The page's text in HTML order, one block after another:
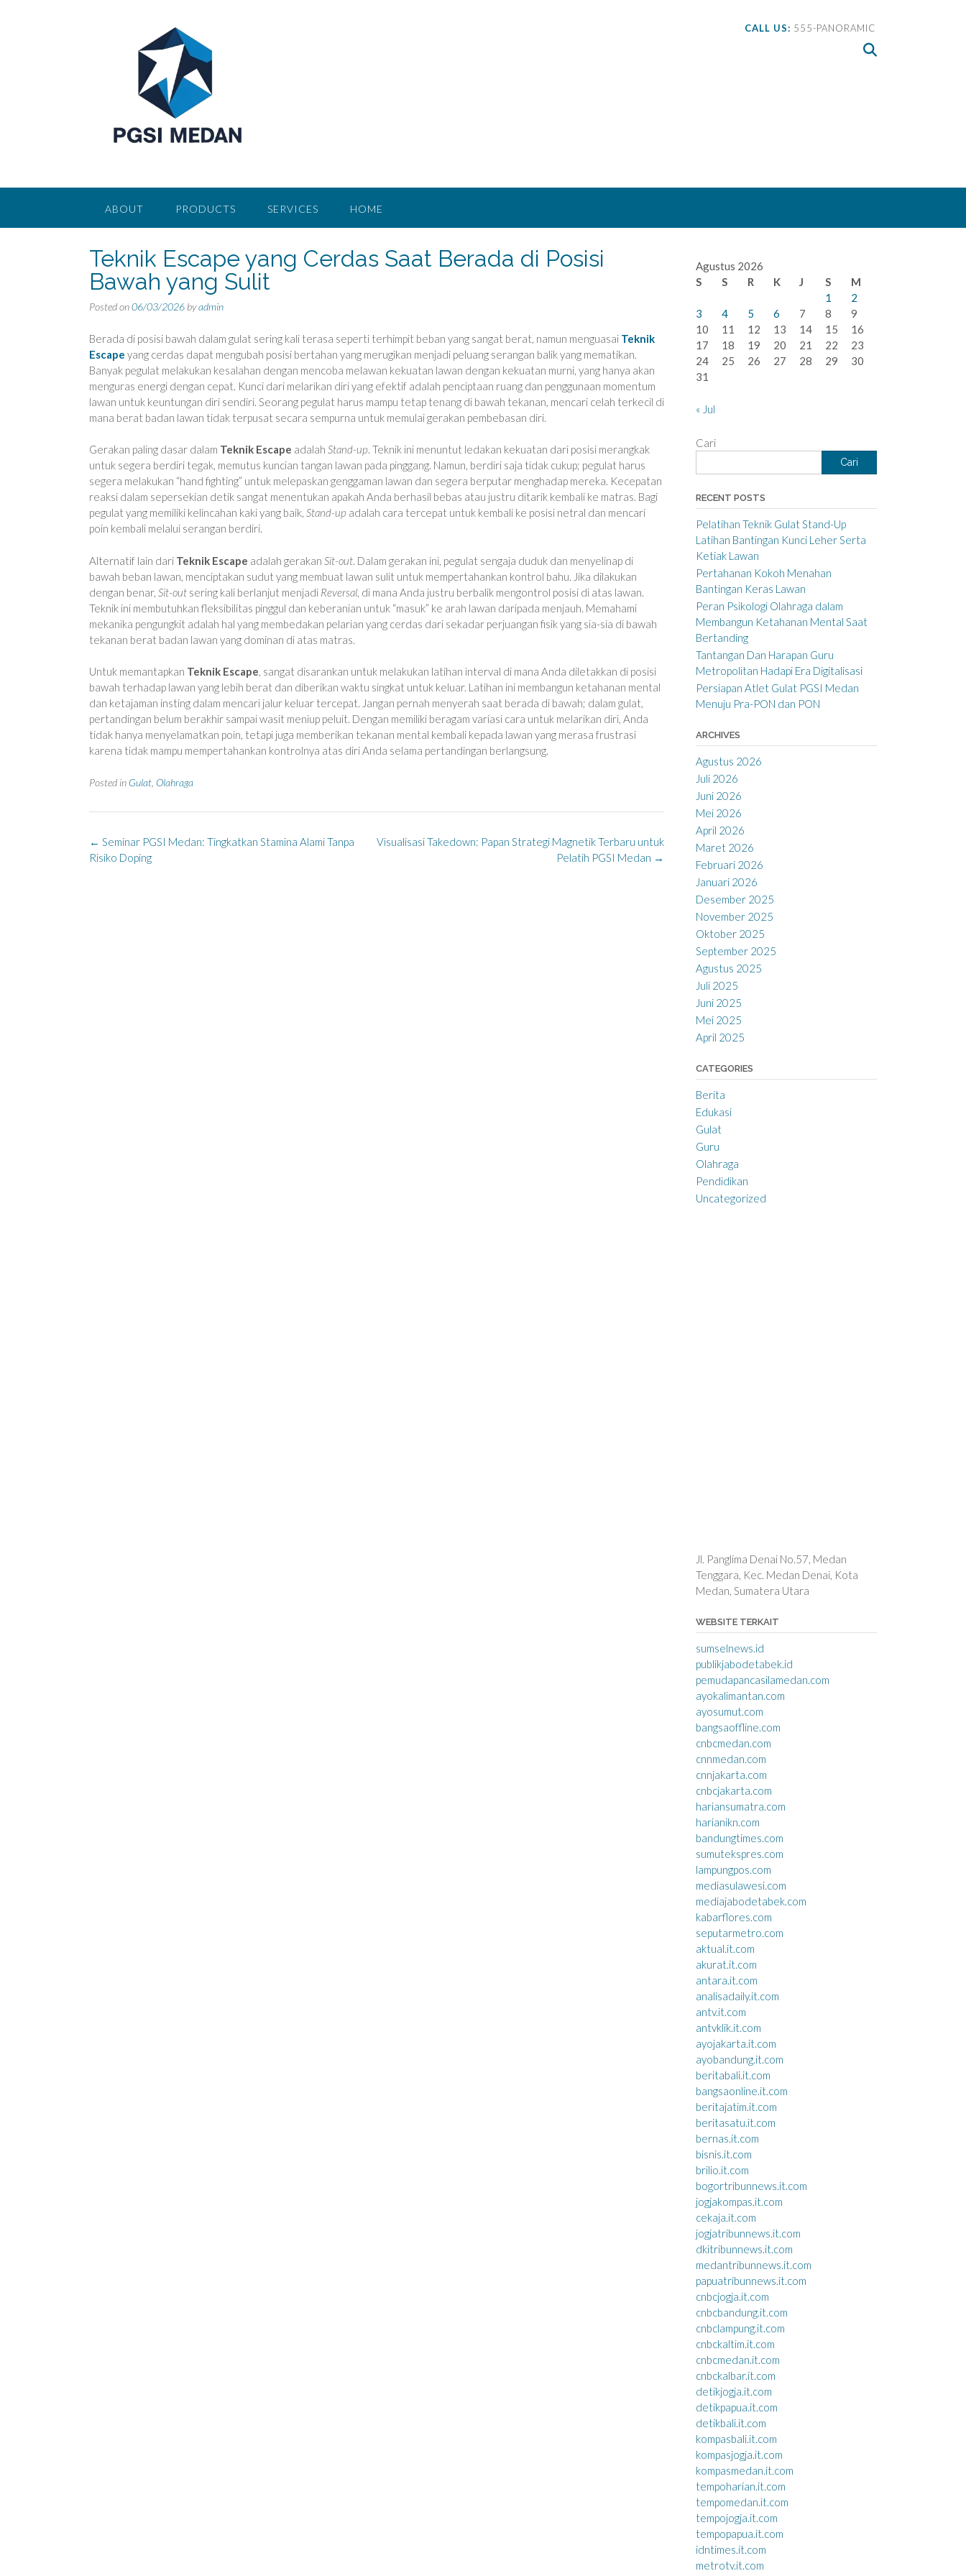
CALL US: 555-PANORAMIC
ABOUT PRODUCTS SERVICES HOME
Teknik Escape yang Cerdas Saat Berada di Posisi
Bawah yang Sulit
Posted on06/03/2026 byadmin
Berada di posisi bawah dalam gulat sering kali terasa seperti terhimpit beban yang sangat berat, namun menguasai Teknik
Escape yang cerdas dapat mengubah posisi bertahan yang merugikan menjadi peluang serangan balik yang mematikan.
Banyak pegulat melakukan kesalahan dengan mencoba melawan kekuatan lawan dengan kekuatan murni, yang hanya akan
menguras energi dengan cepat. Kunci dari melarikan diri yang efektif adalah penciptaan ruang dan penggunaan momentum
lawan untuk keuntungan diri sendiri. Seorang pegulat harus mampu tetap tenang di bawah tekanan, mencari celah terkecil di
mana berat badan lawan tidak terpusat secara sempurna untuk memulai gerakan pembebasan diri.
Gerakan paling dasar dalam Teknik Escape adalah Stand-up. Teknik ini menuntut ledakan kekuatan dari posisi merangkak
untuk segera berdiri tegak, memutus kuncian tangan lawan pada pinggang. Namun, berdiri saja tidak cukup; pegulat harus
segera melakukan “hand fighting” untuk melepaskan genggaman lawan dan segera berputar menghadap mereka. Kecepatan
reaksi dalam sepersekian detik sangat menentukan apakah Anda berhasil bebas atau justru ditarik kembali ke matras. Bagi
pegulat yang memiliki kelincahan kaki yang baik, Stand-up adalah cara tercepat untuk kembali ke posisi netral dan mencari
poin kembali melalui serangan berdiri.
Alternatif lain dari Teknik Escape adalah gerakan Sit-out . Dalam gerakan ini, pegulat sengaja duduk dan menyelinap di
bawah beban lawan, menciptakan sudut yang membuat lawan sulit untuk mempertahankan kontrol bahu. Jika dilakukan
dengan benar, Sit-out sering kali berlanjut menjadi Reversal , di mana Anda justru berbalik mengontrol posisi di atas lawan.
Teknik ini membutuhkan fleksibilitas pinggul dan keberanian untuk “masuk” ke arah lawan daripada menjauh. Memahami
mekanika pengungkit adalah hal yang membedakan pelarian yang cerdas dari sekadar perjuangan fisik yang sia-sia di bawah
tekanan berat badan lawan yang dominan di atas matras.
Untuk memantapkan Teknik Escape, sangat disarankan untuk melakukan latihan interval di mana Anda diletakkan di posisi
bawah terhadap lawan yang lebih berat dan diberikan waktu singkat untuk keluar. Latihan ini membangun ketahanan mental
dan ketajaman insting dalam mencari jalur keluar tercepat. Jangan pernah menyerah saat berada di bawah; dalam gulat,
pertandingan belum berakhir sampai wasit meniup peluit. Dengan memiliki beragam variasi cara untuk melarikan diri, Anda
tidak hanya menyelamatkan poin, tetapi juga memberikan tekanan mental kembali kepada lawan yang merasa frustrasi
karena tidak mampu mempertahankan kontrolnya atas diri Anda selama pertandingan berlangsung.
Posted in Gulat Olahraga
Post
navigation
Visualisasi Takedown: Papan Strategi Magnetik Terbaru untuk
Pelatih PGSI Medan →
← Seminar PGSI Medan: Tingkatkan Stamina Alami Tanpa
Risiko Doping
Agustus 2026
S
S R K J S
M
1
2
3
4 5 6 7 8
9
10
11 12 13 14 15
16
17
18 19 20 21 22
23
24
25 26 27 28 29
30
31
« Jul
Cari
Cari
RECENT POSTS
Pelatihan Teknik Gulat Stand-Up
Latihan Bantingan Kunci Leher Serta
Ketiak Lawan
Pertahanan Kokoh Menahan
Bantingan Keras Lawan
Peran Psikologi Olahraga dalam
Membangun Ketahanan Mental Saat
Bertanding
Tantangan Dan Harapan Guru
Metropolitan Hadapi Era Digitalisasi
Persiapan Atlet Gulat PGSI Medan
Menuju Pra-PON dan PON
ARCHIVES
Agustus 2026
Juli 2026
Juni 2026
Mei 2026
April 2026
Maret 2026
Februari 2026
Januari 2026
Desember 2025
November 2025
Oktober 2025
September 2025
Agustus 2025
Juli 2025
Juni 2025
Mei 2025
April 2025
CATEGORIES
Berita
Edukasi
Gulat
Guru
Olahraga
Pendidikan
Uncategorized
Jl. Panglima Denai No.57, Medan
Tenggara, Kec. Medan Denai, Kota
Medan, Sumatera Utara
WEBSITE TERKAIT
sumselnews.id
publikjabodetabek.id
pemudapancasilamedan.com
ayokalimantan.com
ayosumut.com
bangsaoffline.com
cnbcmedan.com
cnnmedan.com
cnnjakarta.com
cnbcjakarta.com
hariansumatra.com
harianikn.com
bandungtimes.com
sumutekspres.com
lampungpos.com
mediasulawesi.com
mediajabodetabek.com
kabarflores.com
seputarmetro.com
aktual.it.com
akurat.it.com
antara.it.com
analisadaily.it.com
antv.it.com
antvklik.it.com
ayojakarta.it.com
ayobandung.it.com
beritabali.it.com
bangsaonline.it.com
beritajatim.it.com
beritasatu.it.com
bernas.it.com
bisnis.it.com
brilio.it.com
bogortribunnews.it.com
jogjakompas.it.com
cekaja.it.com
jogjatribunnews.it.com
dkitribunnews.it.com
medantribunnews.it.com
papuatribunnews.it.com
cnbcjogja.it.com
cnbcbandung.it.com
cnbclampung.it.com
cnbckaltim.it.com
cnbcmedan.it.com
cnbckalbar.it.com
detikjogja.it.com
detikpapua.it.com
detikbali.it.com
kompasbali.it.com
kompasjogja.it.com
kompasmedan.it.com
tempoharian.it.com
tempomedan.it.com
tempojogja.it.com
tempopapua.it.com
idntimes.it.com
metrotv.it.com